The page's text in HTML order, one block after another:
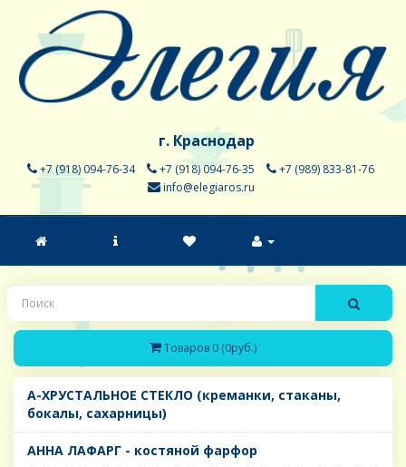
г. Краснодар
+7 (918) 094-76-34 +7 (918) 094-76-35
+7 (989) 833-81-76
info@elegiaros.ru
Товаров 0 (0руб.)
A-ХРУСТАЛЬНОЕ СТЕКЛО (креманки, стаканы,
бокалы, сахарницы)
AHHA ЛАФАРГ - костяной фарфор